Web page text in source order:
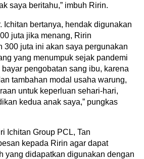
saya beritahu,” imbuh Ririn.
Ichitan bertanya, hendak digunakan
juta jika menang, Ririn
300 juta ini akan saya pergunakan
yang menumpuk sejak pandemi
pengobatan sang ibu, karena
tambahan modal usaha warung,
untuk keperluan sehari-hari,
kedua anak saya,” pungkas
Ichitan Group PCL, Tan
kepada Ririn agar dapat
yang didapatkan digunakan dengan